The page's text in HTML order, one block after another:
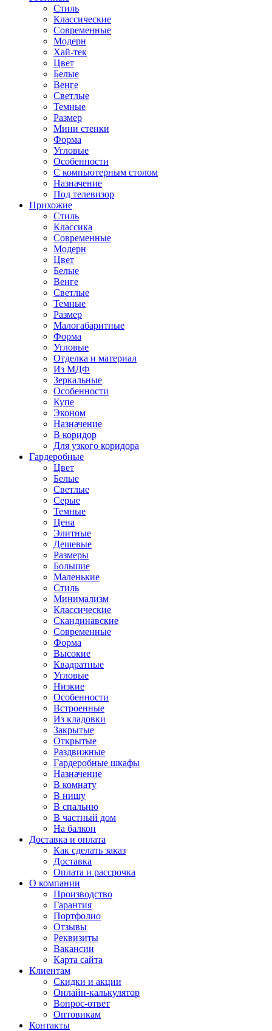
Стиль
Классические
Современные
Модерн
Хай-тек
Цвет
Белые
Венге
Светлые
Темные
Размер
Мини стенки
Форма
Угловые
Особенности
С компьютерным столом
Назначение
Под телевизор
Прихожие
Стиль
Классика
Современные
Модерн
Цвет
Белые
Венге
Светлые
Темные
Размер
Малогабаритные
Форма
Угловые
Отделка и материал
Из МДФ
Зеркальные
Особенности
Купе
Эконом
Назначение
В коридор
Для узкого коридора
Гардеробные
Цвет
Белые
Светлые
Серые
Темные
Цена
Элитные
Дешевые
Размеры
Большие
Маленькие
Стиль
Минимализм
Классические
Скандинавские
Современные
Форма
Высокие
Квадратные
Угловые
Низкие
Особенности
Встроенные
Из кладовки
Закрытые
Открытые
Раздвижные
Гардеробные шкафы
Назначение
В комнату
В нишу
В спальню
В частный дом
На балкон
Доставка и оплата
Как сделать заказ
Доставка
Оплата и рассрочка
О компании
Производство
Гарантия
Портфолио
Отзывы
Реквизиты
Вакансии
Карта сайта
Клиентам
Скидки и акции
Онлайн-калькулятор
Вопрос-ответ
Оптовикам
Контакты